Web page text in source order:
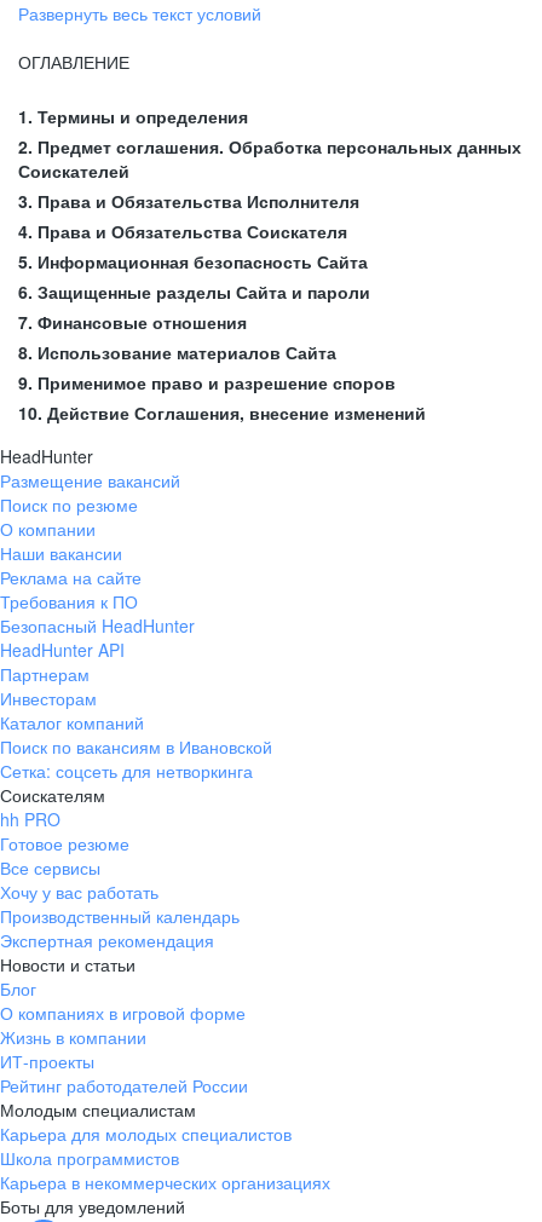
Развернуть весь текст условий
ОГЛАВЛЕНИЕ
1. Термины и определения
2. Предмет соглашения. Обработка персональных данных
Соискателей
3. Права и Обязательства Исполнителя
4. Права и Обязательства Соискателя
5. Информационная безопасность Сайта
6. Защищенные разделы Сайта и пароли
7. Финансовые отношения
8. Использование материалов Сайта
9. Применимое право и разрешение споров
10. Действие Соглашения, внесение изменений
HeadHunter
Размещение вакансий
Поиск по резюме
О компании
Наши вакансии
Реклама на сайте
Требования к ПО
Безопасный HeadHunter
HeadHunter API
Партнерам
Инвесторам
Каталог компаний
Поиск по вакансиям в Ивановской
Сетка: соцсеть для нетворкинга
Соискателям
hh PRO
Готовое резюме
Все сервисы
Хочу у вас работать
Производственный календарь
Экспертная рекомендация
Новости и статьи
Блог
О компаниях в игровой форме
Жизнь в компании
ИТ-проекты
Рейтинг работодателей России
Молодым специалистам
Карьера для молодых специалистов
Школа программистов
Карьера в некоммерческих организациях
Боты для уведомлений